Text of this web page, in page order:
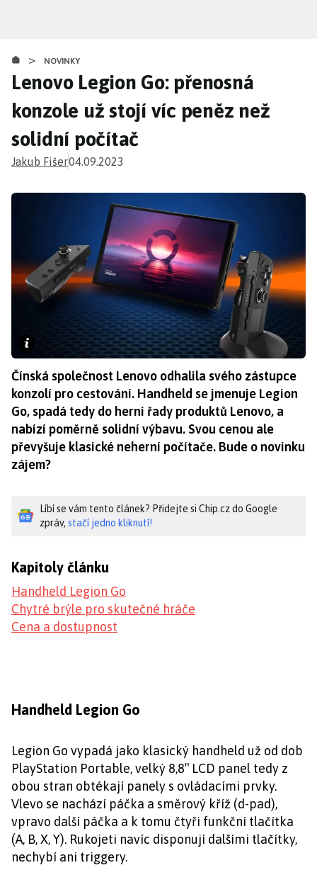
obsahu
> NOVINKY
Lenovo Legion Go: přenosná
konzole už stojí víc peněz než
solidní počítač
Jakub Fišer04.09.2023
Čínská společnost Lenovo odhalila svého zástupce
konzolí pro cestování. Handheld se jmenuje Legion
Go, spadá tedy do herní řady produktů Lenovo, a
nabízí poměrně solidní výbavu. Svou cenou ale
převyšuje klasické neherní počítače. Bude o novinku
zájem?
Líbí se vám tento článek? Přidejte si Chip.cz do Google
zpráv, stačí jedno kliknutí!
Kapitoly článku
Handheld Legion Go
Chytré brýle pro skutečné hráče
Cena a dostupnost
Handheld Legion Go
Legion Go vypadá jako klasický handheld už od dob
PlayStation Portable, velký 8,8″ LCD panel tedy z
obou stran obtékají panely s ovládacími prvky.
Vlevo se nachází páčka a směrový kříž (d-pad),
vpravo další páčka a k tomu čtyři funkční tlačítka
(A, B, X, Y). Rukojeti navíc disponují dalšími tlačítky,
nechybí ani triggery.